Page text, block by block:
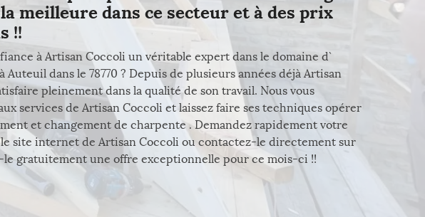
meilleure dans ce secteur et à des prix
!!
à Artisan Coccoli un véritable expert dans le domaine d`
Auteuil dans le 78770 ? Depuis de plusieurs années déjà Artisan
pleinement dans la qualité de son travail. Nous vous
services de Artisan Coccoli et laissez faire ses techniques opérer
et changement de charpente . Demandez rapidement votre
site internet de Artisan Coccoli ou contactez-le directement sur
gratuitement une offre exceptionnelle pour ce mois-ci !!